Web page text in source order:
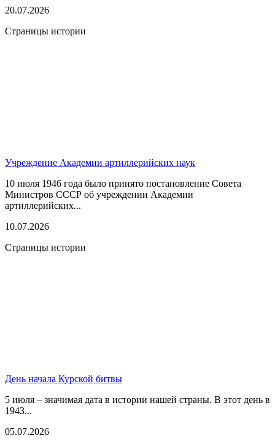
20.07.2026
Страницы истории
Учреждение Академии артиллерийских наук
10 июля 1946 года было принято постановление Совета
Министров СССР об учреждении Академии
артиллерийских...
10.07.2026
Страницы истории
День начала Курской битвы
5 июля – значимая дата в истории нашей страны. В этот день в
1943...
05.07.2026